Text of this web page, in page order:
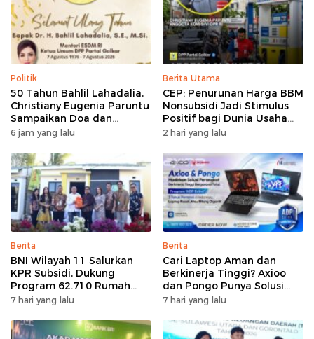
Politik
50 Tahun Bahlil Lahadalia,
Christiany Eugenia Paruntu
Sampaikan Doa dan
Harapan
6 jam yang lalu
Berita Utama
CEP: Penurunan Harga BBM
Nonsubsidi Jadi Stimulus
Positif bagi Dunia Usaha
dan Pertumbuhan Ekonomi
2 hari yang lalu
Berita
BNI Wilayah 11 Salurkan
KPR Subsidi, Dukung
Program 62.710 Rumah
Bersubsidi
7 hari yang lalu
Berita
Cari Laptop Aman dan
Berkinerja Tinggi? Axioo
dan Pongo Punya Solusi
dengan Garansi Ekstra
7 hari yang lalu